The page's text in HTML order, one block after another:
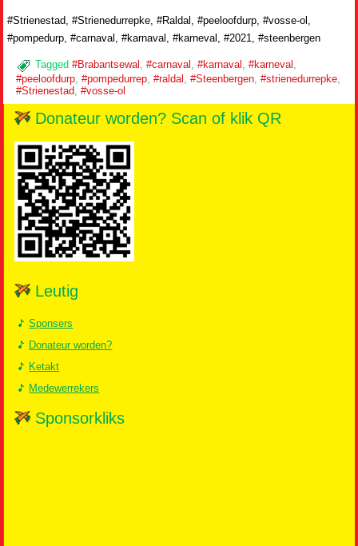
#Strienestad, #Strienedurrepke, #Raldal, #peeloofdurp, #vosse-ol,
#pompedurp, #carnaval, #karnaval, #karneval, #2021, #steenbergen
Tagged #Brabantsewal ,#carnaval ,#karnaval ,#karneval ,
#peeloofdurp,#pompedurrep,#raldal ,#Steenbergen,#strienedurrepke,
#Strienestad,#vosse-ol
Donateur worden? Scan of klik QR
Leutig
Sponsers
Donateur worden?
Ketakt
Medewerrekers
Sponsorkliks